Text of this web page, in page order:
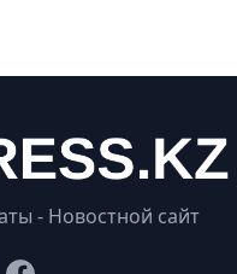
- Новостной сайт